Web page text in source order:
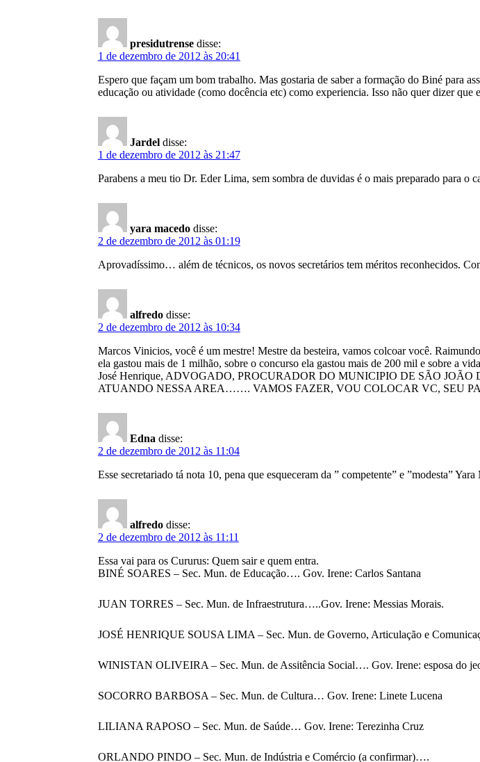
presidutrense disse:
1 de dezembro de 2012 às 20:41
Espero que façam um bom trabalho. Mas gostaria de saber a formação do Biné para
educação ou atividade (como docência etc) como experiencia. Isso não quer dizer que
Jardel disse:
1 de dezembro de 2012 às 21:47
Parabens a meu tio Dr. Eder Lima, sem sombra de duvidas é o mais preparado para
yara macedo disse:
2 de dezembro de 2012 às 01:19
Aprovadíssimo… além de técnicos, os novos secretários tem méritos reconhecidos.
alfredo disse:
2 de dezembro de 2012 às 10:34
Marcos Vinicios, você é um mestre! Mestre da besteira, vamos colcoar você.
ela gastou mais de 1 milhão, sobre o concurso ela gastou mais de 200 mil e sobre a
José Henrique, ADVOGADO, PROCURADOR DO MUNICIPIO DE SÃO
ATUANDO NESSA AREA……. VAMOS FAZER, VOU COLOCAR VC, SEU
Edna disse:
2 de dezembro de 2012 às 11:04
Esse secretariado tá nota 10, pena que esqueceram da ” competente” e ”modesta” Yara
alfredo disse:
2 de dezembro de 2012 às 11:11
Essa vai para os Cururus: Quem sair e quem entra.
BINÉ SOARES – Sec. Mun. de Educação…. Gov. Irene: Carlos Santana
JUAN TORRES – Sec. Mun. de Infraestrutura…..Gov. Irene: Messias Morais.
JOSÉ HENRIQUE SOUSA LIMA – Sec. Mun. de Governo, Articulação e
WINISTAN OLIVEIRA – Sec. Mun. de Assitência Social…. Gov. Irene: esposa do
SOCORRO BARBOSA – Sec. Mun. de Cultura… Gov. Irene: Linete Lucena
LILIANA RAPOSO – Sec. Mun. de Saúde… Gov. Irene: Terezinha Cruz
ORLANDO PINDO – Sec. Mun. de Indústria e Comércio (a confirmar)….